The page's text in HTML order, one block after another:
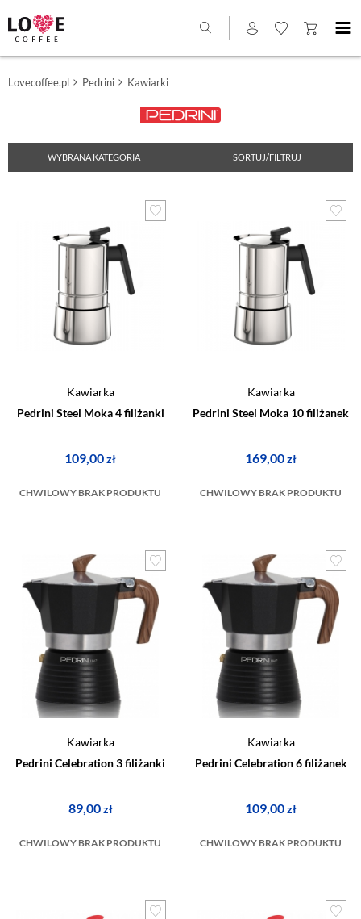
Lovecoffee.pl Pedrini Kawiarki
WYBRANA KATEGORIA SORTUJ/FILTRUJ
Kawiarka
Pedrini Steel Moka 4 filiżanki
109,00zł
CHWILOWY BRAK PRODUKTU
Kawiarka
Pedrini Steel Moka 10 filiżanek
169,00zł
CHWILOWY BRAK PRODUKTU
Kawiarka
Pedrini Celebration 3 filiżanki
89,00zł
CHWILOWY BRAK PRODUKTU
Kawiarka
Pedrini Celebration 6 filiżanek
109,00zł
CHWILOWY BRAK PRODUKTU